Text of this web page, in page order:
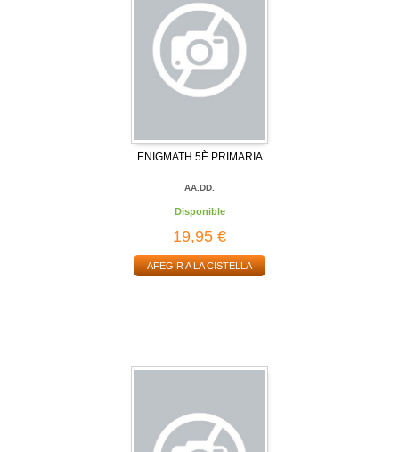
ENIGMATH 5È PRIMARIA
AA.DD.
Disponible
19,95 €
AFEGIR A LA CISTELLA